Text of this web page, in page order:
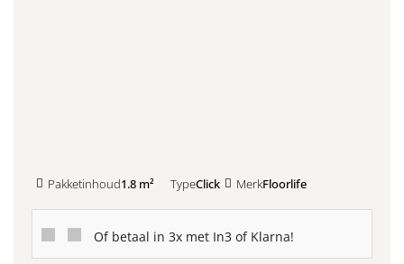
Pakketinhoud1.8 m² TypeClick MerkFloorlife
Of betaal in 3x met In3 of Klarna!